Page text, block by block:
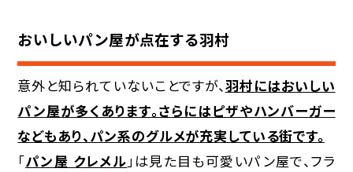
おいしいパン屋が点在する羽村
意外と知られていないことですが、羽村にはおいしい
パン屋が多くあります。さらにはピザやハンバーガー
などもあり、パン系のグルメが充実している街です。
「パン屋 クレメル」は見た目も可愛いパン屋で、フラ